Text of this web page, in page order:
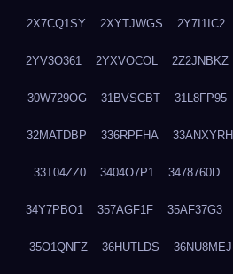
2X7CQ1SY 2XYTJWGS 2Y7I1IC2
2YV3O361 2YXVOCOL 2Z2JNBKZ
30W729OG 31BVSCBT 31L8FP95
32MATDBP 336RPFHA 33ANXYRH
33T04ZZ0 3404O7P1 3478760D
34Y7PBO1 357AGF1F 35AF37G3
35O1QNFZ 36HUTLDS 36NU8MEJ